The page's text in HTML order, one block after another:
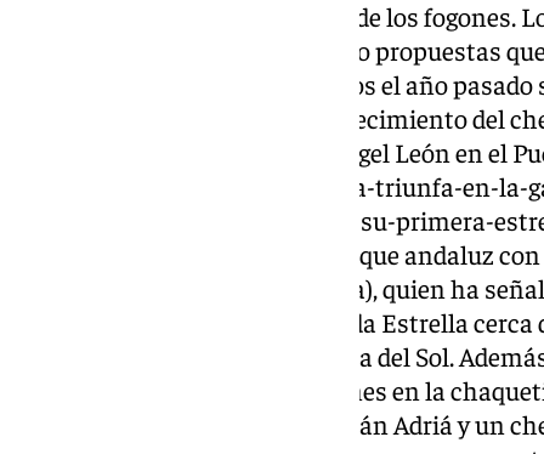
restaurantes en el firmamento de los fogones.
gastronómica’ no han observado propuestas
los 16 restaurantes galardonados el año
de los andaluces Noor, el establecimiento del
Aponiente, el mítico local de Ángel León en el
https://www.101tv.es/andalucia-triunfa-en-
cinco-restaurantes-que-logran-su-primera-
dos estrellas) sí ha habido un toque andaluz
del restaurante Aleia (Barcelona), quien ha
emoción por recibir esta segunda Estrella
este año ha ido a parar a la Costa del Sol.
restaurantes con dos distinciones en la
Albert Adriá, el hermano de Ferrán Adriá y un